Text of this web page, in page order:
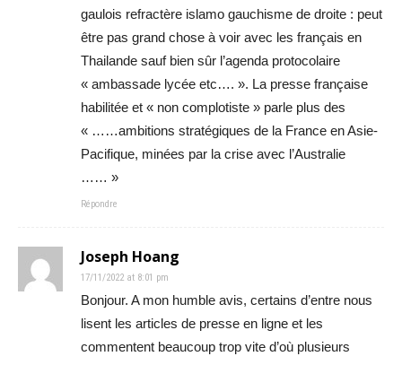
gaulois refractère islamo gauchisme de droite : peut
être pas grand chose à voir avec les français en
Thailande sauf bien sûr l’agenda protocolaire
« ambassade lycée etc…. ». La presse française
habilitée et « non complotiste » parle plus des
« ……ambitions stratégiques de la France en Asie-
Pacifique, minées par la crise avec l’Australie
…… »
Répondre
Joseph Hoang
17/11/2022 at 8:01 pm
Bonjour. A mon humble avis, certains d’entre nous
lisent les articles de presse en ligne et les
commentent beaucoup trop vite d’où plusieurs